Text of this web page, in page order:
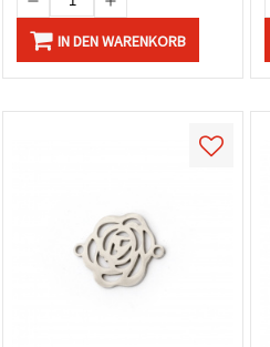
IN DEN WARENKORB